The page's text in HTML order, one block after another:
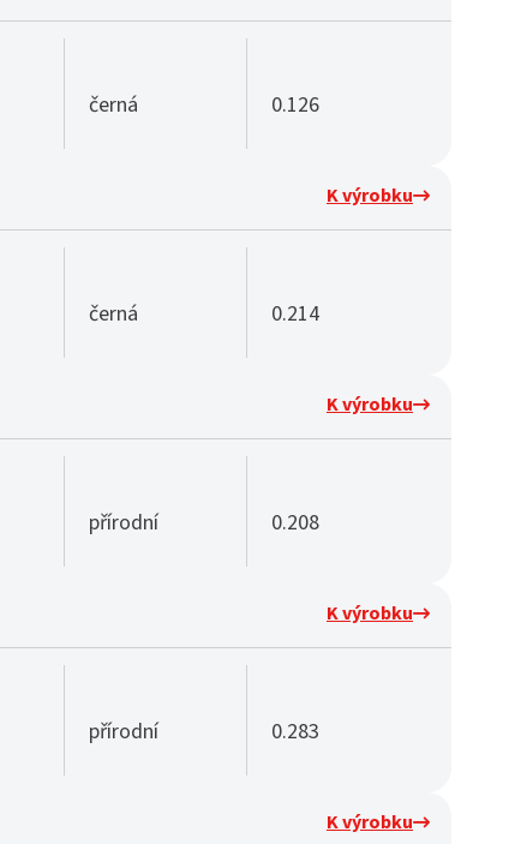
černá 0.126
K výrobku
černá 0.214
K výrobku
přírodní 0.208
K výrobku
přírodní 0.283
K výrobku